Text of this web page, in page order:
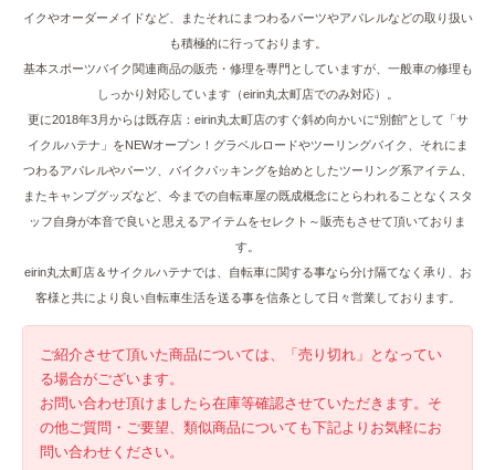
イクやオーダーメイドなど、またそれにまつわるパーツやアパレルなどの取り扱い
も積極的に行っております。
基本スポーツバイク関連商品の販売・修理を専門としていますが、一般車の修理も
しっかり対応しています（eirin丸太町店でのみ対応）。
更に2018年3月からは既存店：eirin丸太町店のすぐ斜め向かいに“別館”として「サ
イクルハテナ」をNEWオープン！グラベルロードやツーリングバイク、それにま
つわるアパレルやパーツ、バイクパッキングを始めとしたツーリング系アイテム、
またキャンプグッズなど、今までの自転車屋の既成概念にとらわれることなくスタ
ッフ自身が本音で良いと思えるアイテムをセレクト～販売もさせて頂いておりま
す。
eirin丸太町店＆サイクルハテナでは、自転車に関する事なら分け隔てなく承り、お
客様と共により良い自転車生活を送る事を信条として日々営業しております。
ご紹介させて頂いた商品については、「売り切れ」となってい
る場合がございます。
お問い合わせ頂けましたら在庫等確認させていただきます。そ
の他ご質問・ご要望、類似商品についても下記よりお気軽にお
問い合わせください。